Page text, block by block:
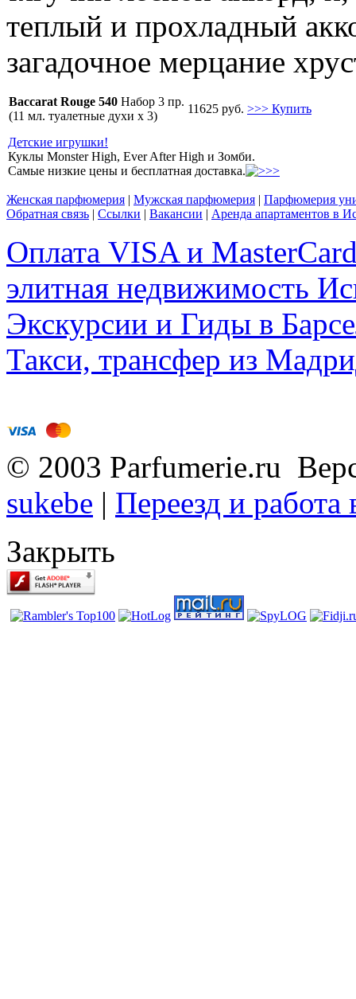
теплый и прохладный
загадочное мерцание
Baccarat Rouge 540 Набор 3 пр.
(11 мл. туалетные духи x 3)
11625 руб. >>> Купить
Детские игрушки!
Куклы Monster High, Ever After High и Зомби.
Самые низкие цены и бесплатная доставка.
Женская парфюмерия | Мужская парфюмерия | Парфюмерия
Обратная связь | Ссылки | Вакансии | Аренда апартаментов в
Оплата VISA и
элитная недвижимость
Экскурсии и Гиды в
Такси, трансфер из
© 2003 Parfumerie.ru
sukebe | Переезд и
Закрыть